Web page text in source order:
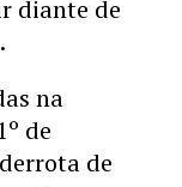
diante de
na
de
de